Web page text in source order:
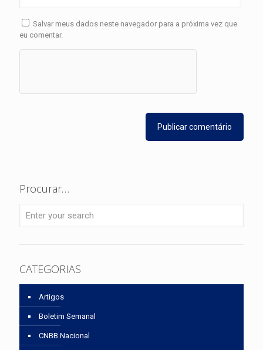
Salvar meus dados neste navegador para a próxima vez que
eu comentar.
Procurar…
CATEGORIAS
Artigos
Boletim Semanal
CNBB Nacional